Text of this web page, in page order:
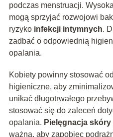
podczas menstruacji.
mogą sprzyjać rozwojowi
ryzyko infekcji intymnych.
zadbać o odpowiednią
opalania.
Kobiety powinny stosować
higieniczne, aby
unikać długotrwałego
stosować się do zaleceń
opalania. Pielęgnacja skóry
ważna, aby zapobiec